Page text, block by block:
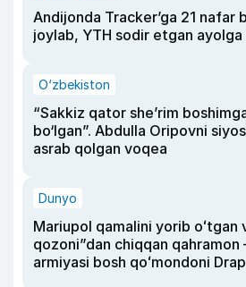
Andijonda Tracker’ga 21 nafar
joylab, YTH sodir etgan ayolga
O‘zbekiston
“Sakkiz qator she’rim
bo‘lgan”. Abdulla Oripovni
asrab qolgan voqea
Dunyo
Mariupol qamalini yorib oʻtgan
qozoni”dan chiqqan
armiyasi bosh qoʻmondoni